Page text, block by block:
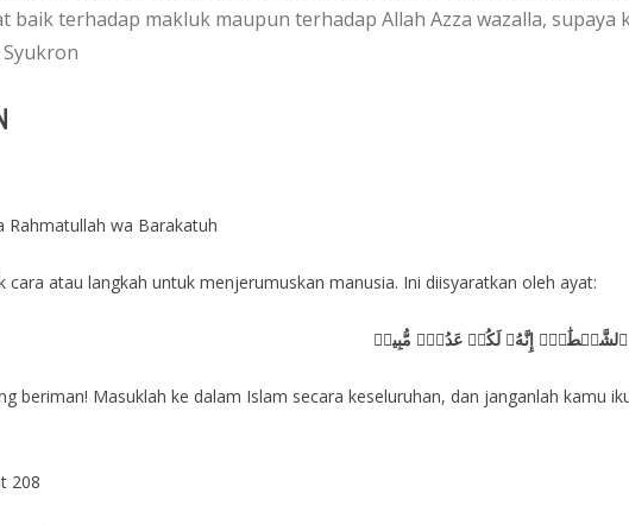
baik terhadap makluk maupun terhadap Allah Azza wazalla,
Rahmatullah wa Barakatuh
cara atau langkah untuk menjerumuskan manusia. Ini diisyaratkan oleh ayat:
ٱلشَّيۡطَٰنِۚ إِنَّهُۥ لَكُمۡ عَدُوّٞ مُّبِينٞ
beriman! Masuklah ke dalam Islam secara keseluruhan, dan janganlah kamu
208